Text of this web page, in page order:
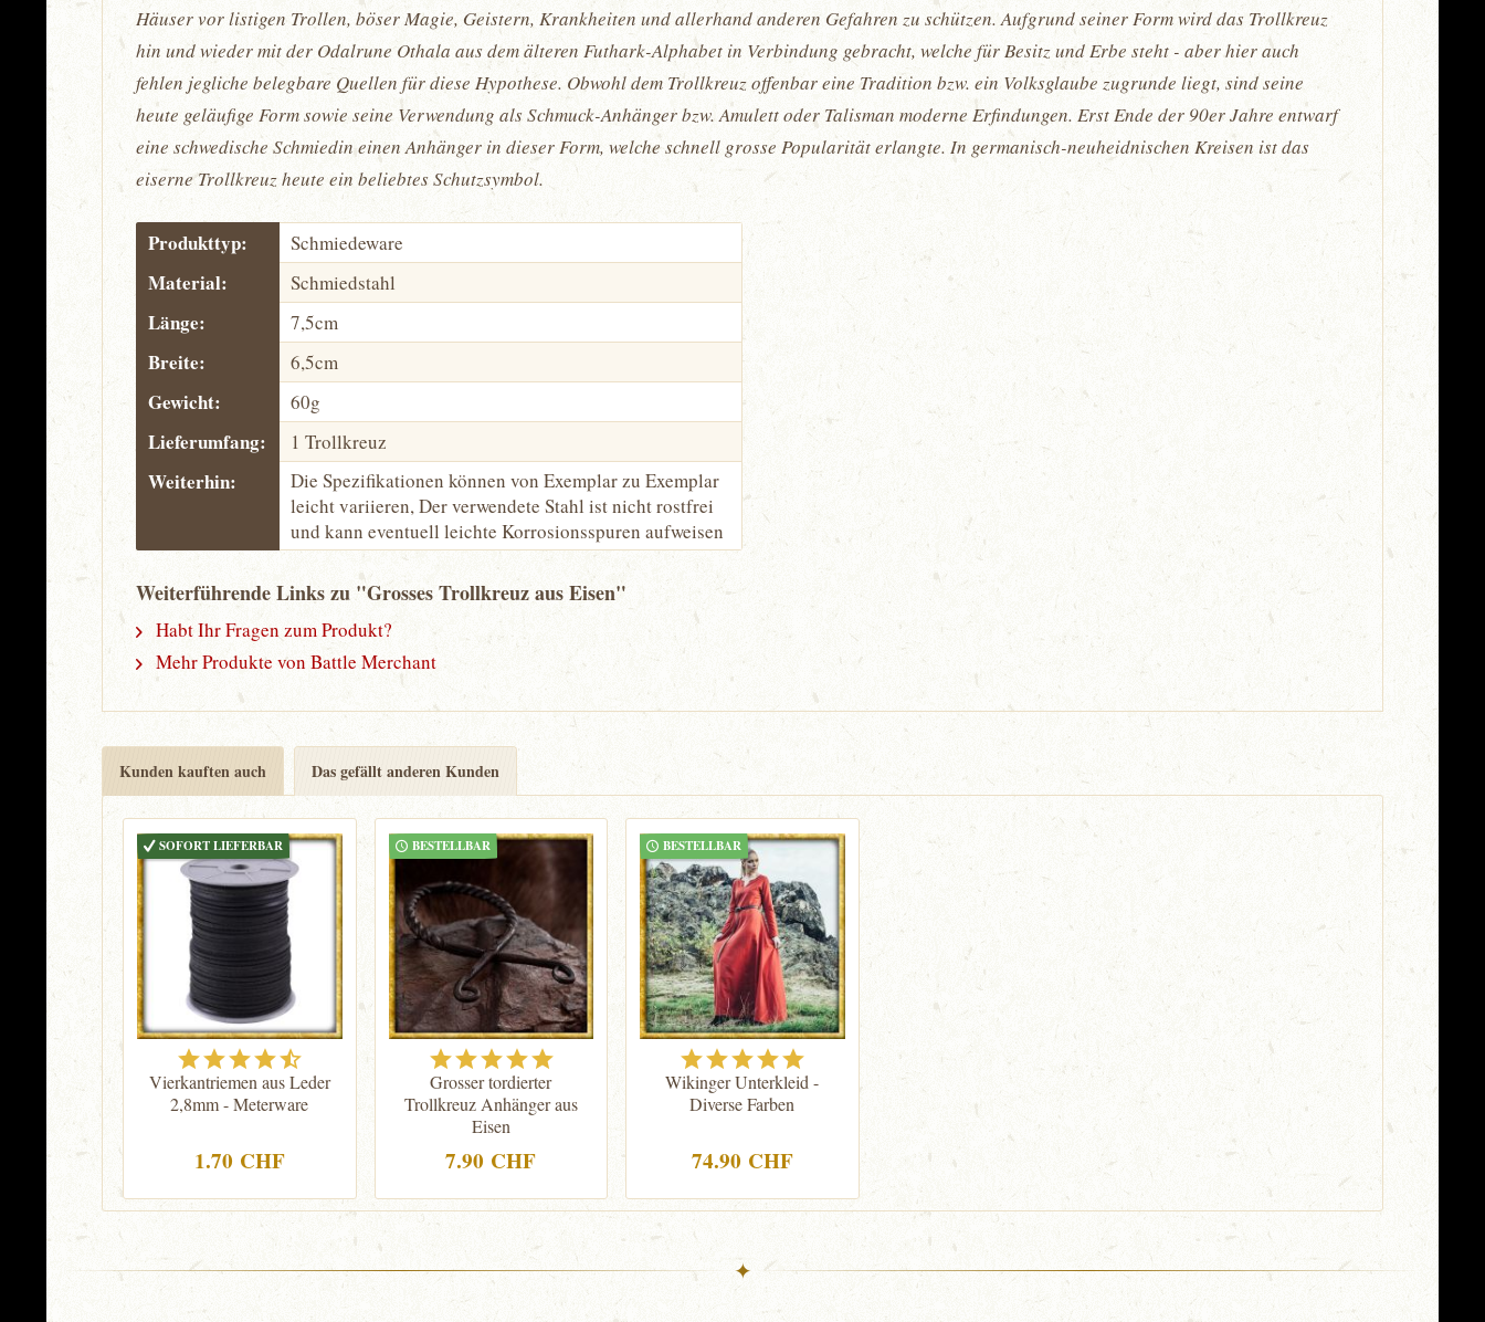
Häuser vor listigen Trollen, böser Magie, Geistern, Krankheiten und allerhand anderen Gefahren zu schützen. Aufgrund seiner Form wird das Trollkreuz
hin und wieder mit der Odalrune Othala aus dem älteren Futhark-Alphabet in Verbindung gebracht, welche für Besitz und Erbe steht - aber hier auch
fehlen jegliche belegbare Quellen für diese Hypothese. Obwohl dem Trollkreuz offenbar eine Tradition bzw. ein Volksglaube zugrunde liegt, sind seine
heute geläufige Form sowie seine Verwendung als Schmuck-Anhänger bzw. Amulett oder Talisman moderne Erfindungen. Erst Ende der 90er Jahre entwarf
eine schwedische Schmiedin einen Anhänger in dieser Form, welche schnell grosse Popularität erlangte. In germanisch-neuheidnischen Kreisen ist das
eiserne Trollkreuz heute ein beliebtes Schutzsymbol.
Produkttyp: Schmiedeware
Material: Schmiedstahl
Länge: 7,5cm
Breite: 6,5cm
Gewicht: 60g
Lieferumfang: 1 Trollkreuz
Weiterhin:
Die Spezifikationen können von Exemplar zu Exemplar
leicht variieren, Der verwendete Stahl ist nicht rostfrei
und kann eventuell leichte Korrosionsspuren aufweisen
Weiterführende Links zu "Grosses Trollkreuz aus Eisen"
Habt Ihr Fragen zum Produkt?
Mehr Produkte von Battle Merchant
Kunden kauften auch Das gefällt anderen Kunden
SOFORT LIEFERBAR
Vierkantriemen aus Leder
2,8mm - Meterware
1.70 CHF
BESTELLBAR
Grosser tordierter
Trollkreuz Anhänger aus
Eisen
7.90 CHF
BESTELLBAR
Wikinger Unterkleid -
Diverse Farben
74.90 CHF
✦